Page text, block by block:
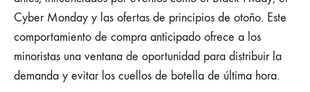
Cyber Monday y las ofertas de principios de otoño. Este
comportamiento de compra anticipado ofrece a los
minoristas una ventana de oportunidad para distribuir la
demanda y evitar los cuellos de botella de última hora.